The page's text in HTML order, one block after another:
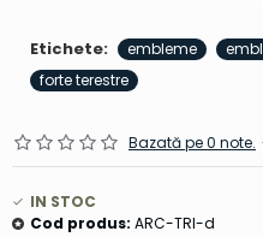
Etichete: embleme
forte terestre
Bazată pe 0 note.
IN STOC
Cod produs: ARC-TRI-d